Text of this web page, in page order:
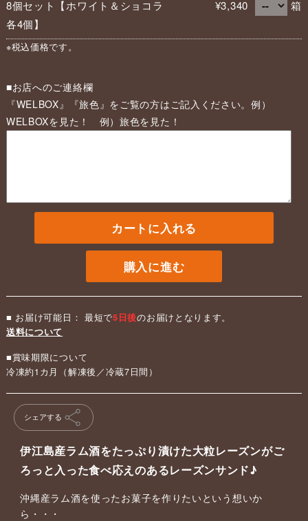
8個セット【ホワイト＆ショコラ
各4個】
¥3,340 箱
※税込価格です。
■お店へのご連絡欄
『WELBOX』『旅色』をご覧の方はご記入ください。例）
WELBOXを見た！ 例）旅色を見た！
カートに入れる
購入に進む
■ お届け可能日： 最短で5日後のお届けとなります。
送料について
■賞味期限について
冷凍約1カ月（解凍後／冷蔵7日間）
シェアする
伊江島産ラム酒をたっぷり漬けた大粒レーズンがご
ろっと入った食べ応えのあるレーズンサンド♪
沖縄産ラム酒を使ったお菓子を作りたいという想いか
ら・・・